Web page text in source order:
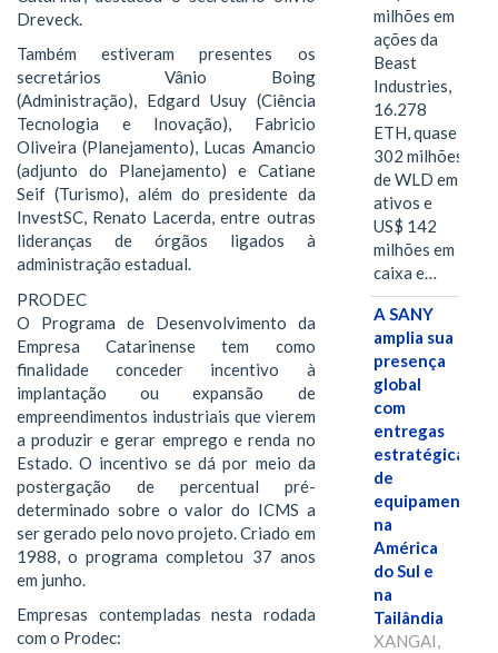
Dreveck.
Também estiveram presentes os
secretários Vânio Boing
(Administração), Edgard Usuy (Ciência
Tecnologia e Inovação), Fabricio
Oliveira (Planejamento), Lucas Amancio
(adjunto do Planejamento) e Catiane
Seif (Turismo), além do presidente da
InvestSC, Renato Lacerda, entre outras
lideranças de órgãos ligados à
administração estadual.
PRODEC
O Programa de Desenvolvimento da
Empresa Catarinense tem como
finalidade conceder incentivo à
implantação ou expansão de
empreendimentos industriais que vierem
a produzir e gerar emprego e renda no
Estado. O incentivo se dá por meio da
postergação de percentual pré-
determinado sobre o valor do ICMS a
ser gerado pelo novo projeto. Criado em
1988, o programa completou 37 anos
em junho.
Empresas contempladas nesta rodada
com o Prodec:
milhões em
ações da
Beast
Industries,
16.278
ETH, quase
302 milhões
de WLD em
ativos e
US$ 142
milhões em
caixa e…
A SANY
amplia sua
presença
global
com
entregas
estratégicas
de
equipamentos
na
América
do Sul e
na
Tailândia
XANGAI,